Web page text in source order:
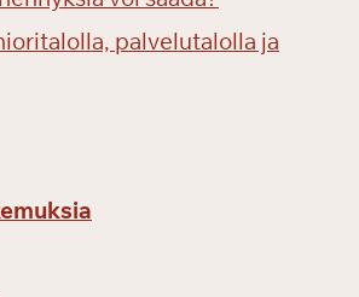
palvelutalolla ja